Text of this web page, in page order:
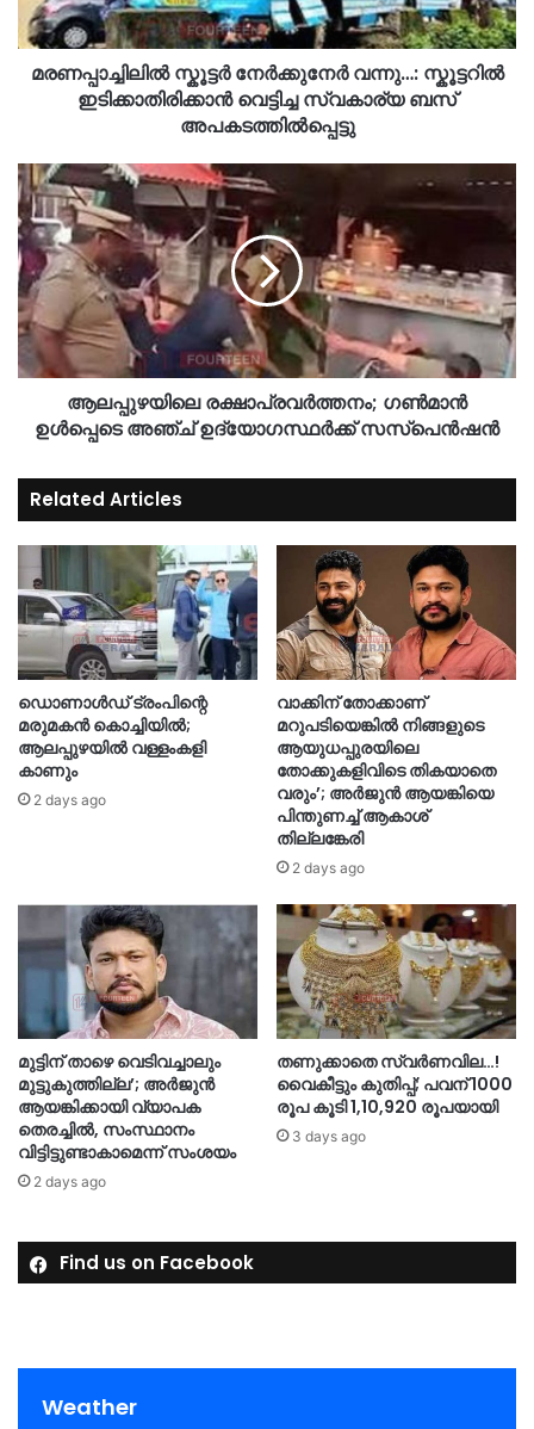
മരണപ്പാച്ചിലിൽ സ്കൂട്ടർ നേർക്കുനേർ വന്നു…: സ്കൂട്ടറിൽ
ഇടിക്കാതിരിക്കാൻ വെട്ടിച്ച സ്വകാര്യ ബസ്
അപകടത്തിൽപ്പെട്ടു
ആലപ്പുഴയിലെ രക്ഷാപ്രവര്‍ത്തനം; ഗണ്‍മാന്‍
ഉള്‍പ്പെടെ അഞ്ച് ഉദ്യോഗസ്ഥര്‍ക്ക് സസ്‌പെന്‍ഷന്‍
Related Articles
ഡൊണാൾഡ് ട്രംപിന്റെ
മരുമകൻ കൊച്ചിയിൽ;
ആലപ്പുഴയിൽ വള്ളംകളി
കാണും
2 days ago
വാക്കിന് തോക്കാണ്
മറുപടിയെങ്കില്‍ നിങ്ങളുടെ
ആയുധപ്പുരയിലെ
തോക്കുകളിവിടെ തികയാതെ
വരും’; അര്‍ജുന്‍ ആയങ്കിയെ
പിന്തുണച്ച് ആകാശ്
തില്ലങ്കേരി
2 days ago
മുട്ടിന് താഴെ വെടിവച്ചാലും
മുട്ടുകുത്തില്ല’; അർജുൻ
ആയങ്കിക്കായി വ്യാപക
തെരച്ചിൽ, സംസ്ഥാനം
വിട്ടിട്ടുണ്ടാകാമെന്ന് സംശയം
2 days ago
തണുക്കാതെ സ്വർണവില…!
വൈകീട്ടും കുതിപ്പ്; പവന് 1000
രൂപ കൂടി 1,10,920 രൂപയായി
3 days ago
Find us on Facebook
Weather